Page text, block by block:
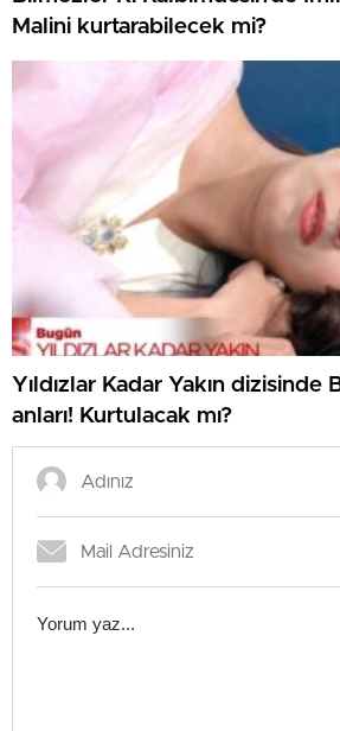
Malini kurtarabilecek mi?
Yıldızlar Kadar Yakın dizisinde
anları! Kurtulacak mı?